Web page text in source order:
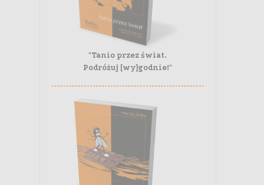
"Tanio przez świat.
Podróżuj [wy]godnie!"